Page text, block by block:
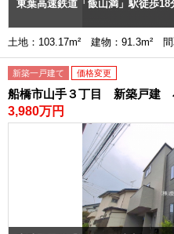
東葉高速鉄道「飯山満」駅徒歩18
土地：103.17m² 建物：91.3m²
新築一戸建て 価格変更
船橋市山手３丁目 新築戸建
3,980万円